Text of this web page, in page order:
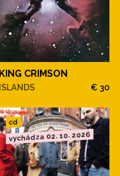
KING CRIMSON
ISLANDS € 30
cd
vychádza 02. 10. 2026